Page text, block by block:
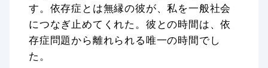
す。依存症とは無縁の彼が、私を一般社会
につなぎ止めてくれた。彼との時間は、依
存症問題から離れられる唯一の時間でし
た。